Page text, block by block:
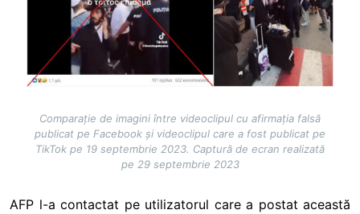
Comparație de imagini între videoclipul cu afirmația falsă
publicat pe Facebook și videoclipul care a fost publicat pe
TikTok pe 19 septembrie 2023. Captură de ecran realizată
pe 29 septembrie 2023
AFP l-a contactat pe utilizatorul care a postat această